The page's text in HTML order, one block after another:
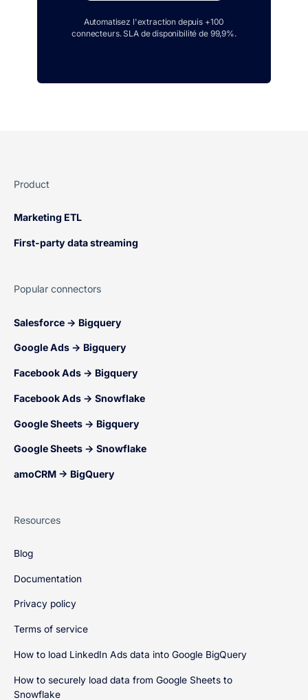
Automatisez l'extraction depuis +100
connecteurs. SLA de disponibilité de 99,9%.
Product
Marketing ETL
First-party data streaming
Popular connectors
Salesforce → Bigquery
Google Ads → Bigquery
Facebook Ads → Bigquery
Facebook Ads → Snowflake
Google Sheets → Bigquery
Google Sheets → Snowflake
amoCRM → BigQuery
Resources
Blog
Documentation
Privacy policy
Terms of service
How to load LinkedIn Ads data into Google BigQuery
How to securely load data from Google Sheets to
Snowflake